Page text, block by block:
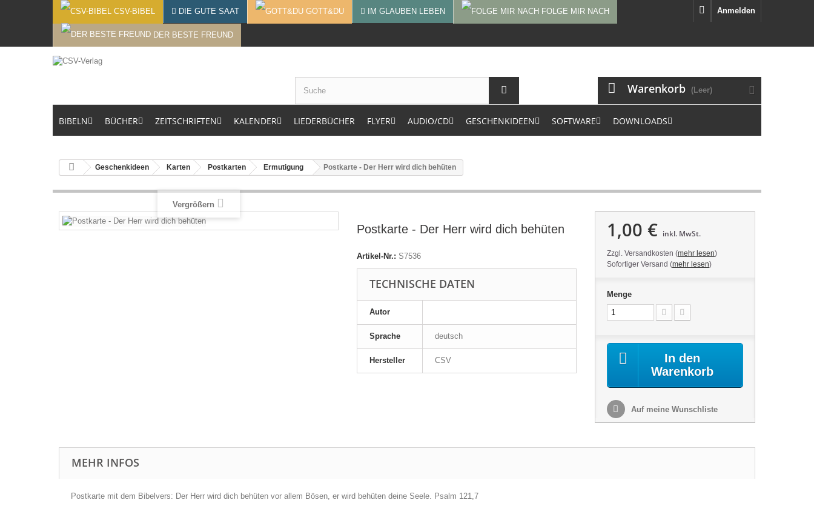
Anmelden
CSV-BIBEL DIE GUTE SAAT GOTT&DU IM GLAUBEN LEBEN FOLGE MIR NACH
DER BESTE FREUND
Warenkorb (Leer)
BIBELN BÜCHER ZEITSCHRIFTEN KALENDER LIEDERBÜCHER FLYER AUDIO/CD GESCHENKIDEEN SOFTWARE DOWNLOADS
Geschenkideen Karten Postkarten Ermutigung Postkarte - Der Herr wird dich behüten
Vergrößern
Postkarte - Der Herr wird dich behüten
Artikel-Nr.: S7536
TECHNISCHE DATEN
Autor
Sprache deutsch
Hersteller CSV
1,00 € inkl. MwSt.
Zzgl. Versandkosten (mehr lesen)
Sofortiger Versand (mehr lesen)
Menge
In den
Warenkorb
Auf meine Wunschliste
MEHR INFOS
Postkarte mit dem Bibelvers: Der Herr wird dich behüten vor allem Bösen, er wird behüten deine Seele. Psalm 121,7